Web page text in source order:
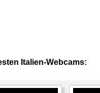
Italien-Webcams: